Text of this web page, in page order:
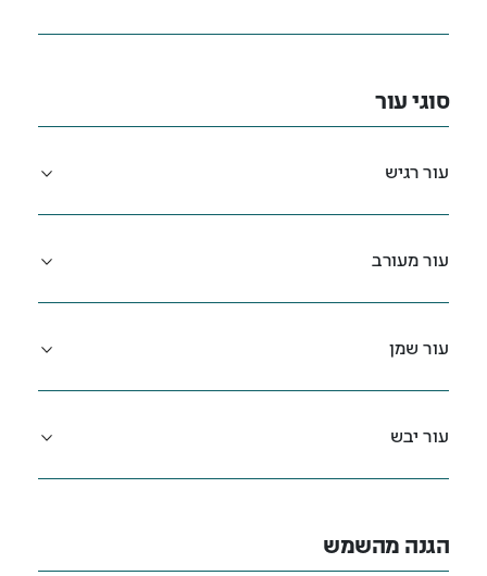
סוגי עור
עור רגיש
עור מעורב
עור שמן
עור יבש
הגנה מהשמש